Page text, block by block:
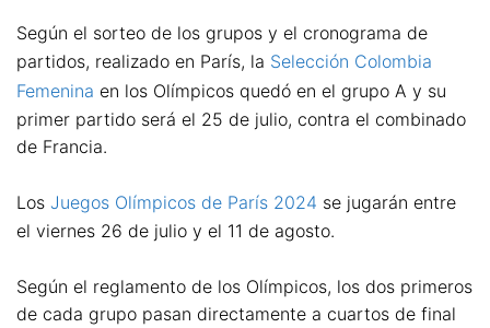
Según el sorteo de los grupos y el cronograma de
partidos, realizado en París, la Selección Colombia
Femenina en los Olímpicos quedó en el grupo A y su
primer partido será el 25 de julio, contra el combinado
de Francia.
Los Juegos Olímpicos de París 2024 se jugarán entre
el viernes 26 de julio y el 11 de agosto.
Según el reglamento de los Olímpicos, los dos primeros
de cada grupo pasan directamente a cuartos de final